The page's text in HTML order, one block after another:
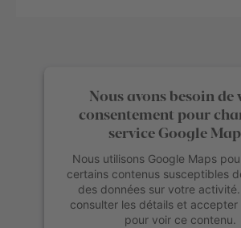
Nous avons besoin de
consentement pour
service Google
Nous utilisons Google Maps
certains contenus susceptibles
des données sur votre activité.
consulter les détails et accepter
pour voir ce contenu.